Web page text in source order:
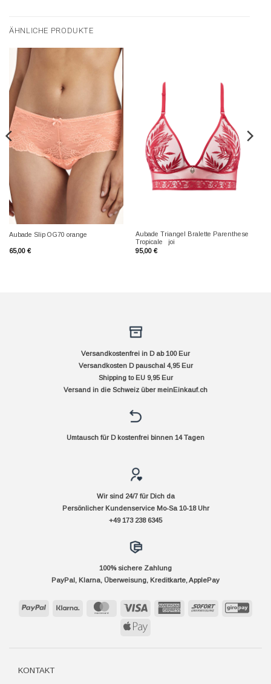
ÄHNLICHE PRODUKTE
Aubade Slip OG70 orange
65,00 €
Aubade Triangel Bralette Parenthese
Tropicale joi
95,00 €
Versandkostenfrei in D ab 100 Eur
Versandkosten D pauschal 4,95 Eur
Shipping to EU 9,95 Eur
Versand in die Schweiz über meinEinkauf.ch
Umtausch für D kostenfrei binnen 14 Tagen
Wir sind 24/7 für Dich da
Persönlicher Kundenservice Mo-Sa 10-18 Uhr
+49 173 238 6345
100% sichere Zahlung
PayPal, Klarna, Überweisung, Kreditkarte, ApplePay
PayPal Klarna MasterCardVisa
AmericanSofort
Apple
KONTAKT